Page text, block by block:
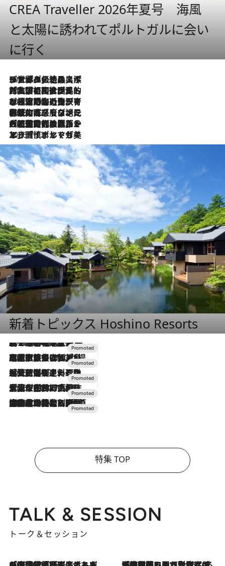
CREA Traveller 2026年夏号 海風
と太陽に誘われてポルトガルに会い
に行く
2026.8.8
リスボンの絶品スイーツ「パステル・デ・ナタ」とは？ポルトガル伝統の奥深い世界へ
2026.7.27
「私の祖国はポルトガル語です」国民的詩人フェルナンド・ペソアと、彼が愛した文学の街を歩く
2026.7.26
ポルトガル近海が育む極上の海の幸。キリリと冷えた白ワインと愉しむ、シーフード専門店の贅沢
2026.7.22
伝統の味をモダンに昇華。高感度な地元客が集う、リスボンの最旬ガストロノミー
2026.7.21
大航海時代の栄華から、震災、独裁、そして革命へ。ポルトガル・首都リスボンの石畳に刻まれた「歴史の光と影」
2026.7.13
エッセイ・ヤマザキマリ「慎ましくも美しき国 ポルトガル」
新着トピックス Hoshino Resorts
2026.8.7
【トンボの足水浴】ヒノキの香りに包まれて涼感マックス！約13℃の湧水かけ流しを避暑地「星野温泉 トンボの湯」で体験
2026.7.31
【ホテル帰省】という選択肢をOMOが提案。家族とほどよい距離を保つには「昼は実家、夜は気兼ねなくホテルで！」
2026.7.24
【夏限定ディナーコース】旬を迎える稚鮎や花ズッキーニなどをイタリア・トスカーナの郷土料理の手法で満喫！
2026.7.17
「土佐和ハーブかき氷」がOMO7高知に登場！生姜、山椒、大葉など目にも舌にも涼を呼ぶ郷土の味
2026.7.10
NEW OPEN！【界 草津】名湯の地に誕生。趣の異なる2種の温泉と上州ならではの会席・蕎麦割烹など美食を味わう究極の癒やし旅
特集 TOP
TALK & SESSION
トーク＆セッション